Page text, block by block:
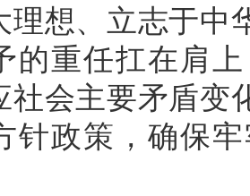
理想、立志于中
的重任扛在肩
社会主要矛盾变
针政策，确保